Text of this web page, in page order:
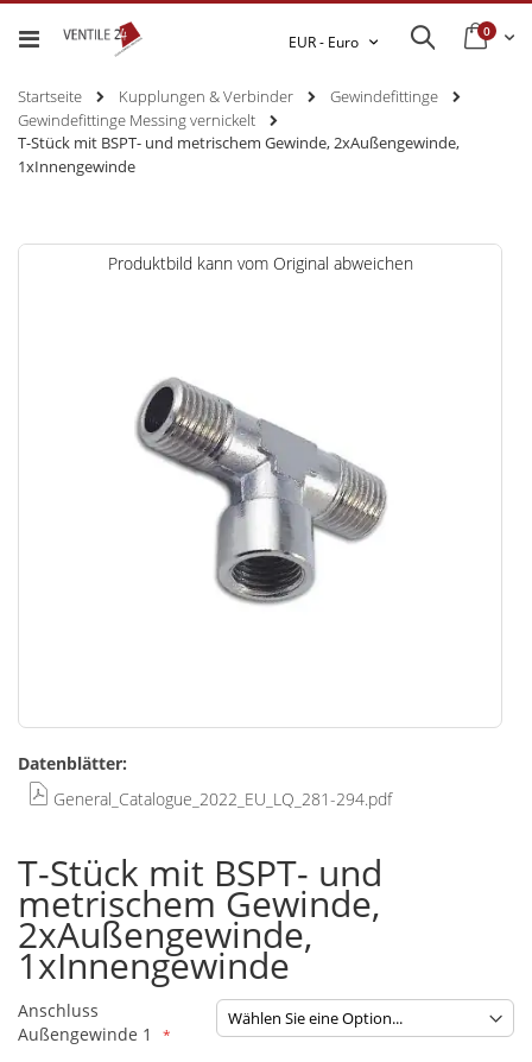
0
Search
Währung
EUR - Euro
Startseite Kupplungen & Verbinder
Gewindefittinge
Gewindefittinge Messing vernickelt
T-Stück mit BSPT- und metrischem Gewinde, 2xAußengewinde,
1xInnengewinde
Zum
Produktbild kann vom Original abweichen
Anfang
der
Bildgalerie
Datenblätter:
General_Catalogue_2022_EU_LQ_281-294.pdf
T-Stück mit BSPT- und
metrischem Gewinde,
2xAußengewinde,
1xInnengewinde
Anschluss
Außengewinde 1